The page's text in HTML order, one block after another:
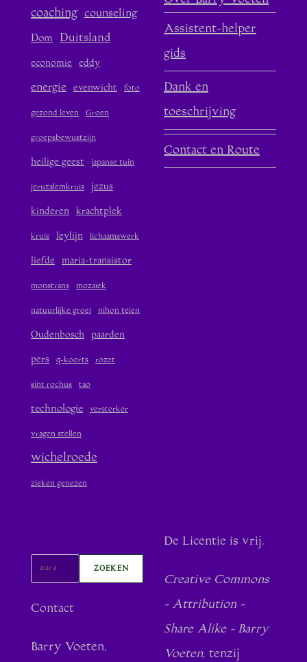
coaching counseling
Dom Duitsland
economie eddy
energie evenwicht foto
gezond leven Groen
groepsbewustzijn
heilige geest japanse tuin
jeruzalemkruis jezus
kinderen krachtplek
kruis leylijn lichaamswerk
liefde maria-transistor
monstrans mozaïek
natuurlijke groei nihon teien
Oudenbosch paarden
pers q-koorts rozet
sint rochus tao
technologie versterker
vragen stellen
wichelroede
zieken genezen
Assistent-helper
gids
Dank en
toeschrijving
Contact en Route
ZOEKEN
Contact
Barry Voeten,
De Licentie is vrij.
Creative Commons
- Attribution -
Share Alike - Barry
Voeten, tenzij